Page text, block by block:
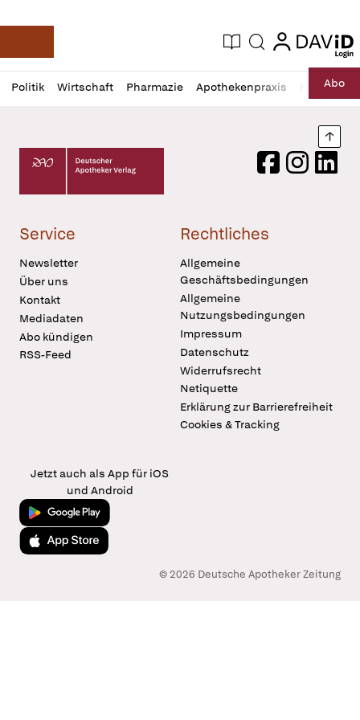
Deutsche Apotheker Zeitung
Aktuelle Ausgabe
Suche login
login
Politik Wirtschaft Pharmazie Apothekenpraxis RechtAbo
Profil
öffnen
Daz
Pur
Deutscher Apotheker Verlag Logo
FacebookInstagram
Service
Newsletter
Über uns
Kontakt
Mediadaten
Abo kündigen
RSS-Feed
Rechtliches
Allgemeine
Geschäftsbedingungen
Allgemeine
Nutzungsbedingungen
Impressum
Datenschutz
Widerrufsrecht
Netiquette
Erklärung zur Barrierefreiheit
Cookies & Tracking
Jetzt auch als App für iOS
und Android
Jetzt bei Google Play
Laden im App Store
© 2026 Deutsche Apotheker Zeitung